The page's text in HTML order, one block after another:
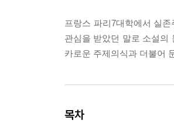
프랑스 파리7대학에서 실
관심을 받았던 말로 소설의
카로운 주제의식과 더불어
목차